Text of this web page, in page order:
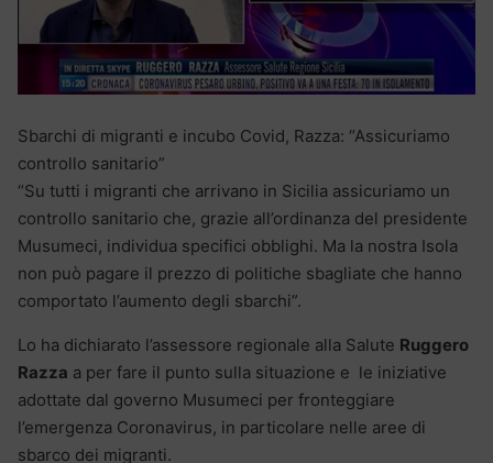
Sbarchi di migranti e incubo Covid, Razza: “Assicuriamo
controllo sanitario”
“Su tutti i migranti che arrivano in Sicilia assicuriamo un
controllo sanitario che, grazie all’ordinanza del presidente
Musumeci, individua specifici obblighi. Ma la nostra Isola
non può pagare il prezzo di politiche sbagliate che hanno
comportato l’aumento degli sbarchi”.
Lo ha dichiarato l’assessore regionale alla Salute Ruggero
Razza a per fare il punto sulla situazione e le iniziative
adottate dal governo Musumeci per fronteggiare
l’emergenza Coronavirus, in particolare nelle aree di
sbarco dei migranti.